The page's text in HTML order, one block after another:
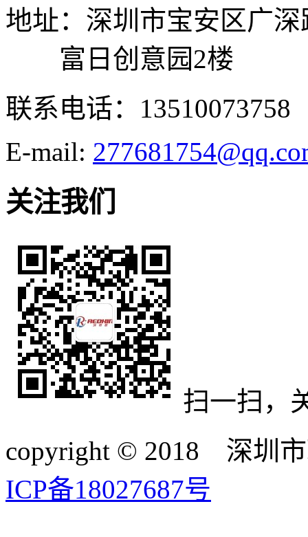
地址：深圳市宝安区广
富日创意园2楼
联系电话：13510073758
E-mail:
关注我们
扫一扫，
copyright © 2018 深
ICP备18027687号